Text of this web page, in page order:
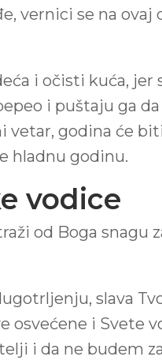
vernici se na
i očisti kuća, jer
i puštaju ga
godina će
hladnu godinu.
vodice
od Boga snagu
slava
osvećene i Svete
i da ne budem